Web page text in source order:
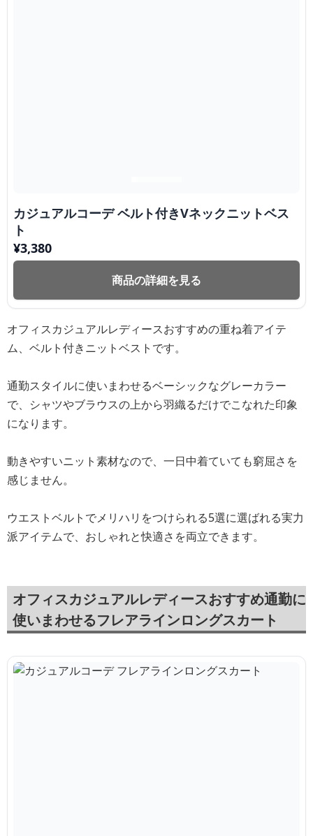
カジュアルコーデ ベルト付きVネックニットベス
ト
¥3,380
商品の詳細を見る
オフィスカジュアルレディースおすすめの重ね着アイテ
ム、ベルト付きニットベストです。
通勤スタイルに使いまわせるベーシックなグレーカラー
で、シャツやブラウスの上から羽織るだけでこなれた印象
になります。
動きやすいニット素材なので、一日中着ていても窮屈さを
感じません。
ウエストベルトでメリハリをつけられる5選に選ばれる実力
派アイテムで、おしゃれと快適さを両立できます。
オフィスカジュアルレディースおすすめ通勤に
使いまわせるフレアラインロングスカート